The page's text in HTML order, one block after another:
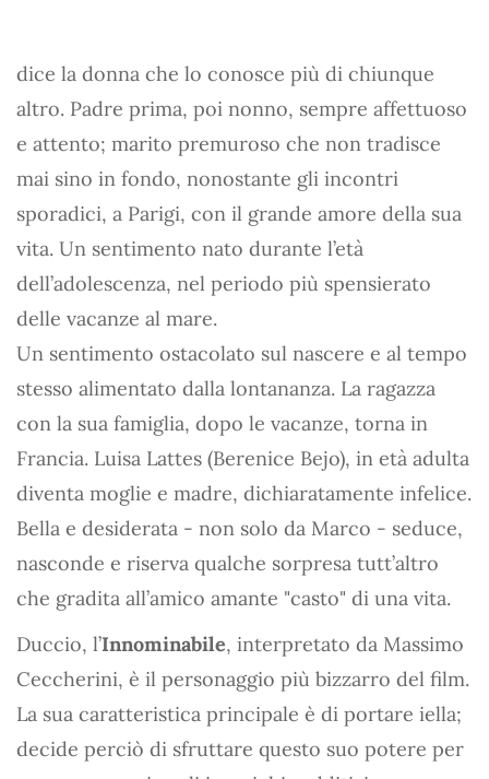
dice la donna che lo conosce più di chiunque
altro. Padre prima, poi nonno, sempre affettuoso
e attento; marito premuroso che non tradisce
mai sino in fondo, nonostante gli incontri
sporadici, a Parigi, con il grande amore della sua
vita. Un sentimento nato durante l’età
dell’adolescenza, nel periodo più spensierato
delle vacanze al mare.
Un sentimento ostacolato sul nascere e al tempo
stesso alimentato dalla lontananza. La ragazza
con la sua famiglia, dopo le vacanze, torna in
Francia. Luisa Lattes (Berenice Bejo), in età adulta
diventa moglie e madre, dichiaratamente infelice.
Bella e desiderata - non solo da Marco - seduce,
nasconde e riserva qualche sorpresa tutt’altro
che gradita all’amico amante "casto" di una vita.
Duccio, l’Innominabile, interpretato da Massimo
Ceccherini, è il personaggio più bizzarro del film.
La sua caratteristica principale è di portare iella;
decide perciò di sfruttare questo suo potere per